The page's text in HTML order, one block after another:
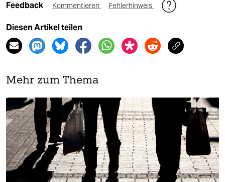
Feedback Kommentieren Fehlerhinweis
Diesen Artikel teilen
Mehr zum Thema